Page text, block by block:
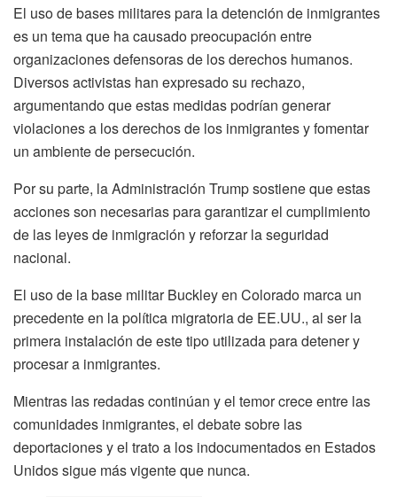
El uso de bases militares para la detención de inmigrantes
es un tema que ha causado preocupación entre
organizaciones defensoras de los derechos humanos.
Diversos activistas han expresado su rechazo,
argumentando que estas medidas podrían generar
violaciones a los derechos de los inmigrantes y fomentar
un ambiente de persecución.
Por su parte, la Administración Trump sostiene que estas
acciones son necesarias para garantizar el cumplimiento
de las leyes de inmigración y reforzar la seguridad
nacional.
El uso de la base militar Buckley en Colorado marca un
precedente en la política migratoria de EE.UU., al ser la
primera instalación de este tipo utilizada para detener y
procesar a inmigrantes.
Mientras las redadas continúan y el temor crece entre las
comunidades inmigrantes, el debate sobre las
deportaciones y el trato a los indocumentados en Estados
Unidos sigue más vigente que nunca.